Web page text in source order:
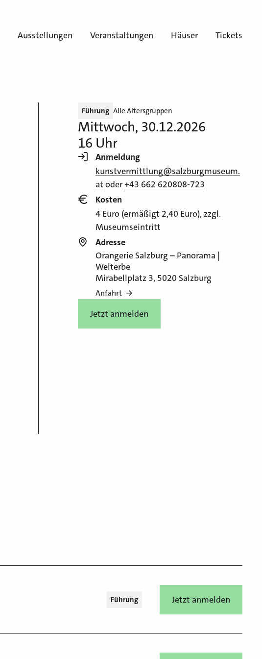
Ausstellungen Veranstaltungen Häuser Tickets
Führung Alle Altersgruppen
Mittwoch, 30.12.2026
16 Uhr
Anmeldung
kunstvermittlung@salzburgmuseum.
at oder+43 662 620808-723
Kosten
4 Euro (ermäßigt 2,40 Euro), zzgl.
Museumseintritt
Adresse
Orangerie Salzburg – Panorama |
Welterbe
Mirabellplatz 3, 5020 Salzburg
Anfahrt
Jetzt anmelden
Führung Jetzt anmelden